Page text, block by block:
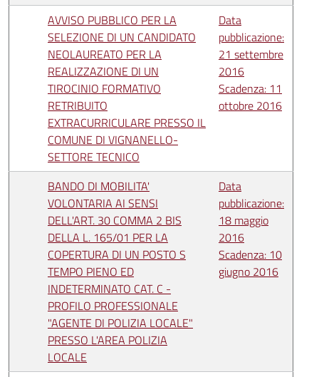
AVVISO PUBBLICO PER LA
SELEZIONE DI UN CANDIDATO
NEOLAUREATO PER LA
REALIZZAZIONE DI UN
TIROCINIO FORMATIVO
RETRIBUITO
EXTRACURRICULARE PRESSO IL
COMUNE DI VIGNANELLO-
SETTORE TECNICO
Data
pubblicazione:
21 settembre
2016
Scadenza: 11
ottobre 2016
BANDO DI MOBILITA'
VOLONTARIA AI SENSI
DELL'ART. 30 COMMA 2 BIS
DELLA L. 165/01 PER LA
COPERTURA DI UN POSTO S
TEMPO PIENO ED
INDETERMINATO CAT. C -
PROFILO PROFESSIONALE
"AGENTE DI POLIZIA LOCALE"
PRESSO L'AREA POLIZIA
LOCALE
Data
pubblicazione:
18 maggio
2016
Scadenza: 10
giugno 2016